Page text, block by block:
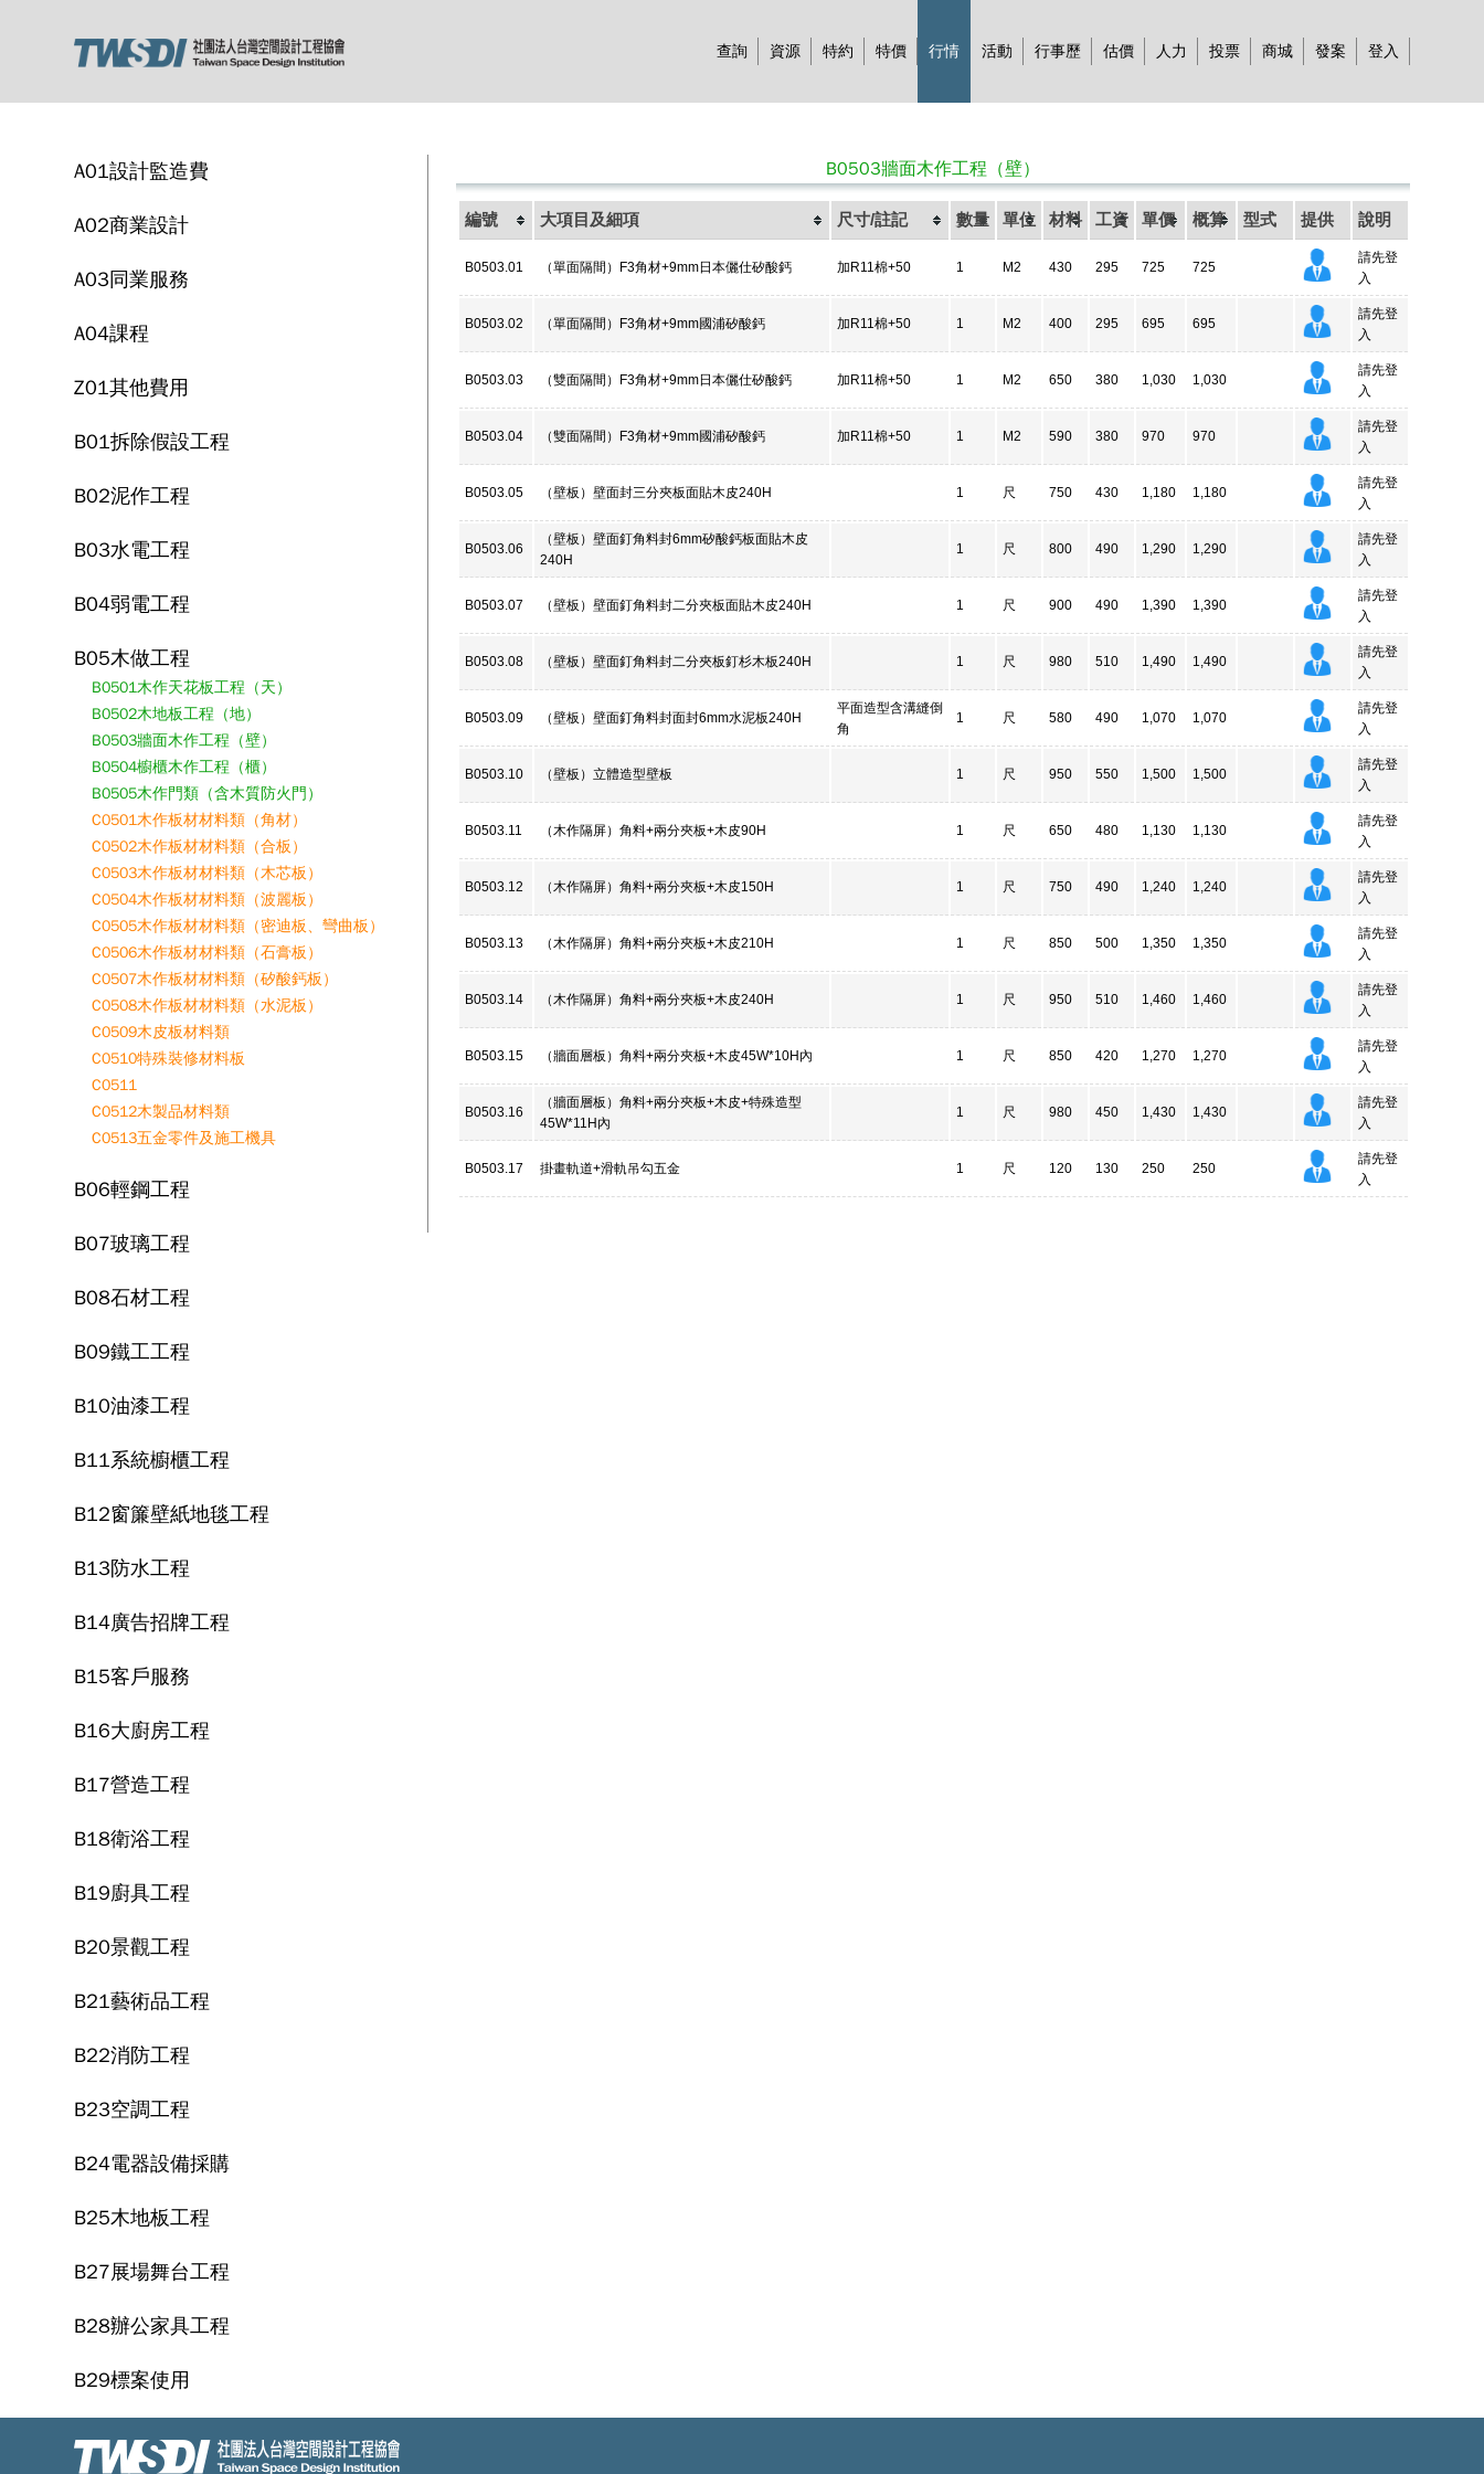
查詢 資源 特約 特價 行情 活動 行事歷 估價 人力 投票 商城 發案 登入
A01設計監造費
A02商業設計
A03同業服務
A04課程
Z01其他費用
B01拆除假設工程
B02泥作工程
B03水電工程
B04弱電工程
B05木做工程
B0501木作天花板工程（天）
B0502木地板工程（地）
B0503牆面木作工程（壁）
B0504櫥櫃木作工程（櫃）
B0505木作門類（含木質防火門）
C0501木作板材材料類（角材）
C0502木作板材材料類（合板）
C0503木作板材材料類（木芯板）
C0504木作板材材料類（波麗板）
C0505木作板材材料類（密迪板、彎曲板）
C0506木作板材材料類（石膏板）
C0507木作板材材料類（矽酸鈣板）
C0508木作板材材料類（水泥板）
C0509木皮板材料類
C0510特殊裝修材料板
C0511
C0512木製品材料類
C0513五金零件及施工機具
B06輕鋼工程
B07玻璃工程
B08石材工程
B09鐵工工程
B10油漆工程
B11系統櫥櫃工程
B12窗簾壁紙地毯工程
B13防水工程
B14廣告招牌工程
B15客戶服務
B16大廚房工程
B17營造工程
B18衛浴工程
B19廚具工程
B20景觀工程
B21藝術品工程
B22消防工程
B23空調工程
B24電器設備採購
B25木地板工程
B27展場舞台工程
B28辦公家具工程
B29標案使用
B0503牆面木作工程（壁）
編號 大項目及細項 尺寸/註記 數量 單位 材料 工資 單價 概算 型式 提供 說明
B0503.01 （單面隔間）F3角材+9mm日本儷仕矽酸鈣 加R11棉+50 1 M2 430 295 725 725
請先登
入
B0503.02 （單面隔間）F3角材+9mm國浦矽酸鈣 加R11棉+50 1 M2 400 295 695 695
請先登
入
B0503.03 （雙面隔間）F3角材+9mm日本儷仕矽酸鈣 加R11棉+50 1 M2 650 380 1,030 1,030
請先登
入
B0503.04 （雙面隔間）F3角材+9mm國浦矽酸鈣 加R11棉+50 1 M2 590 380 970 970
請先登
入
B0503.05 （壁板）壁面封三分夾板面貼木皮240H 1 尺 750 430 1,180 1,180
請先登
入
B0503.06
（壁板）壁面釘角料封6mm矽酸鈣板面貼木皮
240H
1 尺 800 490 1,290 1,290
請先登
入
B0503.07 （壁板）壁面釘角料封二分夾板面貼木皮240H 1 尺 900 490 1,390 1,390
請先登
入
B0503.08 （壁板）壁面釘角料封二分夾板釘杉木板240H 1 尺 980 510 1,490 1,490
請先登
入
B0503.09 （壁板）壁面釘角料封面封6mm水泥板240H
平面造型含溝縫倒
角
1 尺 580 490 1,070 1,070
請先登
入
B0503.10 （壁板）立體造型壁板 1 尺 950 550 1,500 1,500
請先登
入
B0503.11 （木作隔屏）角料+兩分夾板+木皮90H 1 尺 650 480 1,130 1,130
請先登
入
B0503.12 （木作隔屏）角料+兩分夾板+木皮150H 1 尺 750 490 1,240 1,240
請先登
入
B0503.13 （木作隔屏）角料+兩分夾板+木皮210H 1 尺 850 500 1,350 1,350
請先登
入
B0503.14 （木作隔屏）角料+兩分夾板+木皮240H 1 尺 950 510 1,460 1,460
請先登
入
B0503.15 （牆面層板）角料+兩分夾板+木皮45W*10H內 1 尺 850 420 1,270 1,270
請先登
入
B0503.16
（牆面層板）角料+兩分夾板+木皮+特殊造型
45W*11H內
1 尺 980 450 1,430 1,430
請先登
入
B0503.17 掛畫軌道+滑軌吊勾五金 1 尺 120 130 250 250
請先登
入